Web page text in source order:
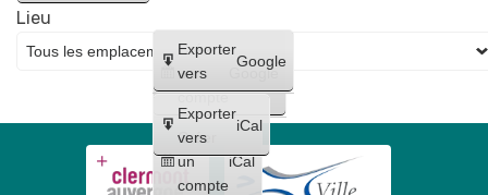
Créer
un
compte
Google
Créer
un
compte
iCal
Exporter
vers
Google
Exporter
vers
iCal
Lieu